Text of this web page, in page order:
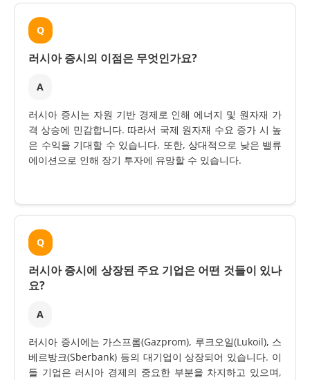
Q
러시아 증시의 이점은 무엇인가요?
A
러시아 증시는 자원 기반 경제로 인해 에너지 및 원자재 가
격 상승에 민감합니다. 따라서 국제 원자재 수요 증가 시 높
은 수익을 기대할 수 있습니다. 또한, 상대적으로 낮은 밸류
에이션으로 인해 장기 투자에 유망할 수 있습니다.
Q
러시아 증시에 상장된 주요 기업은 어떤 것들이 있나
요?
A
러시아 증시에는 가스프롬(Gazprom), 루크오일(Lukoil), 스
베르방크(Sberbank) 등의 대기업이 상장되어 있습니다. 이
들 기업은 러시아 경제의 중요한 부분을 차지하고 있으며,